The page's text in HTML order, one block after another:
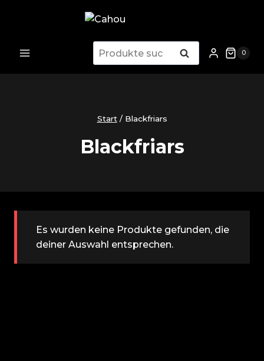
Suchen
nach:
Suchen 0
Start / Blackfriars
Blackfriars
Es wurden keine Produkte gefunden, die
deiner Auswahl entsprechen.